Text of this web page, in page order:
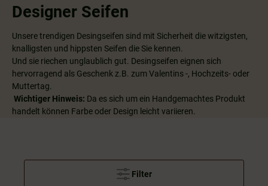
Designer Seifen
Unsere trendigen Desingseifen sind mit Sicherheit die witzigsten,
knalligsten und hippsten Seifen die Sie kennen.
Und sie riechen unglaublich gut. Desingseifen eignen sich
hervorragend als Geschenk z.B. zum Valentins -, Hochzeits- oder
Muttertag.
Wichtiger Hinweis: Da es sich um ein Handgemachtes Produkt
handelt können Farbe oder Design leicht variieren.
Filter